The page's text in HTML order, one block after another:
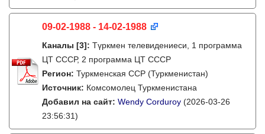
09-02-1988 - 14-02-1988
Каналы [3]: Түркмен телевидениеси, 1 программа
ЦТ СССР, 2 программа ЦТ СССР
Регион: Туркменская ССР (Туркменистан)
Источник: Комсомолец Туркменистана
Добавил на сайт: Wendy Corduroy (2026-03-26
23:56:31)